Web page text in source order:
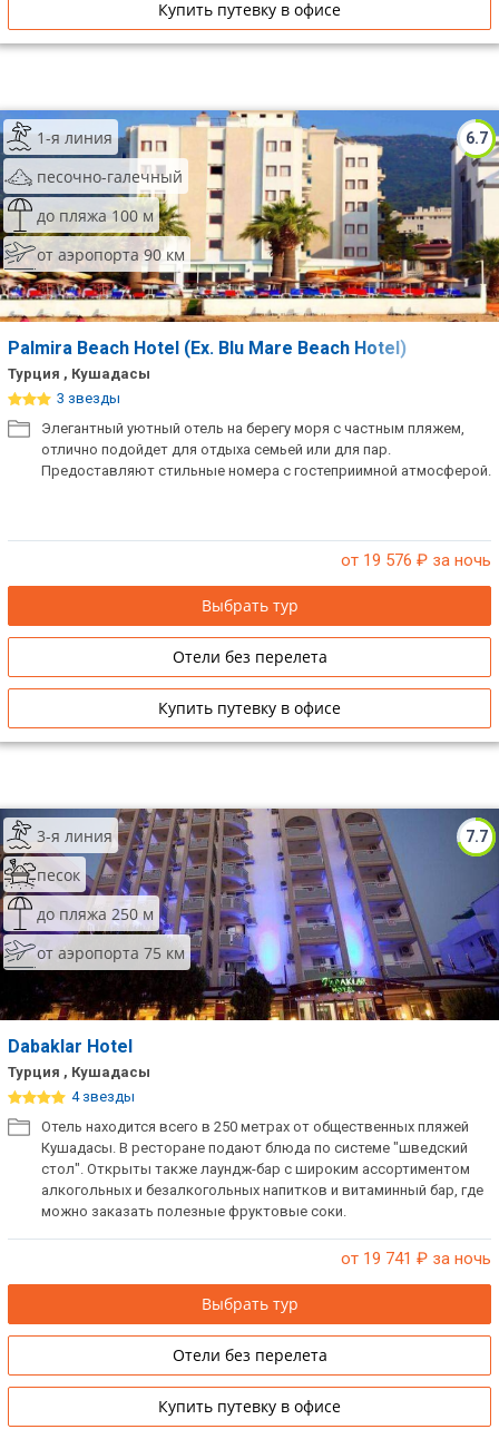
Купить путевку в офисе
6.7
1-я линия
песочно-галечный
до пляжа 100 м
от аэропорта 90 км
Palmira Beach Hotel (Ex. Blu Mare Beach Hotel)
Турция , Кушадасы
3 звезды
Элегантный уютный отель на берегу моря с частным пляжем,
отлично подойдет для отдыха семьей или для пар.
Предоставляют стильные номера с гостеприимной атмосферой.
от 19 576 ₽ за ночь
Выбрать тур
Отели без перелета
Купить путевку в офисе
7.7
3-я линия
песок
до пляжа 250 м
от аэропорта 75 км
Dabaklar Hotel
Турция , Кушадасы
4 звезды
Отель находится всего в 250 метрах от общественных пляжей
Кушадасы. В ресторане подают блюда по системе "шведский
стол". Открыты также лаундж-бар с широким ассортиментом
алкогольных и безалкогольных напитков и витаминный бар, где
можно заказать полезные фруктовые соки.
от 19 741 ₽ за ночь
Выбрать тур
Отели без перелета
Купить путевку в офисе